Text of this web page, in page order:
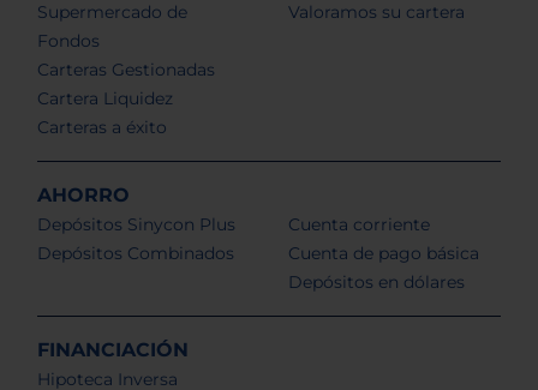
Supermercado de
Fondos
Carteras Gestionadas
Cartera Liquidez
Carteras a éxito
Valoramos su cartera
AHORRO
Depósitos Sinycon Plus
Depósitos Combinados
Cuenta corriente
Cuenta de pago básica
Depósitos en dólares
FINANCIACIÓN
Hipoteca Inversa